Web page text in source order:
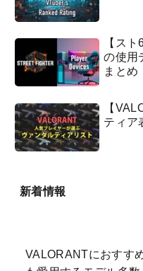
【ス
の使用
まとめ
【
ティア
新着情報
VALORANTにおすす